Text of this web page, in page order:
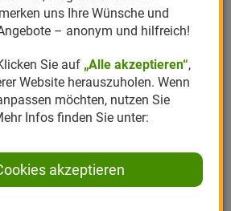
Dünger
Erde
Kompost
Pflanzenstärkung
Nützlingsarten
Nützlingsförderung
Nützlingszubehör
Felco
Gloria
Greenfield
Romberg
Rasen
Rosen
Ziergarten
Kräutergarten
Schädlinge aktuell
Angebote
schreiben
0 Bewertungen
0 Bewertungen
0 Bewertungen
uns Ihre Wünsche und
– anonym und hilfreich!
Sie auf „Alle akzeptieren“,
Website herauszuholen. Wenn
möchten, nutzen Sie
Infos finden Sie unter:
akzeptieren